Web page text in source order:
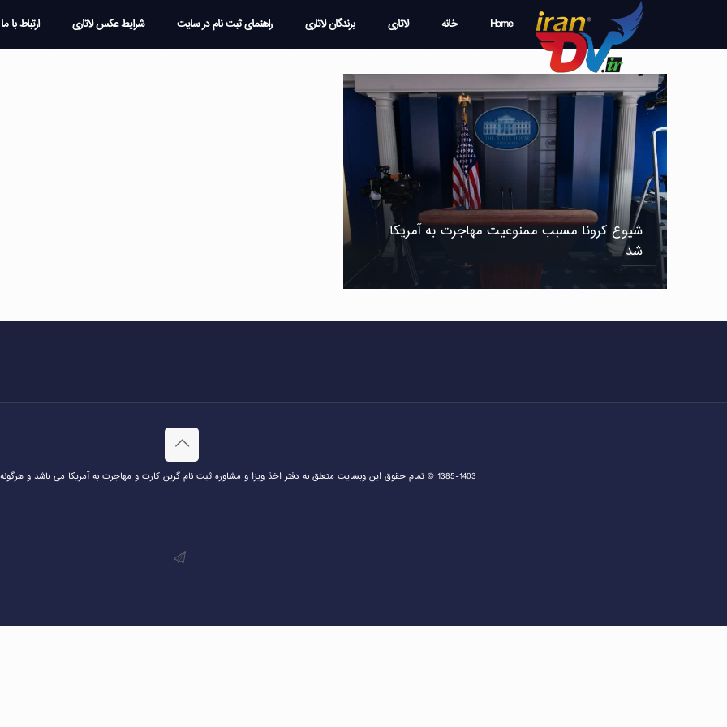
Home خانه لاتاری برندگان لاتاری راهنمای ثبت نام در سایت شرایط عکس لاتاری ارتباط با ما
شیوع کرونا مسبب ممنوعیت مهاجرت به آمریکا
شد
1385-1403 © تمام حقوق این وبسایت متعلق به دفتر اخذ ویزا و مشاوره ثبت نام گرین کارت و مهاجرت به آمریکا می باشد و هرگونه کپی برداری پیگرد قانونی دارد.